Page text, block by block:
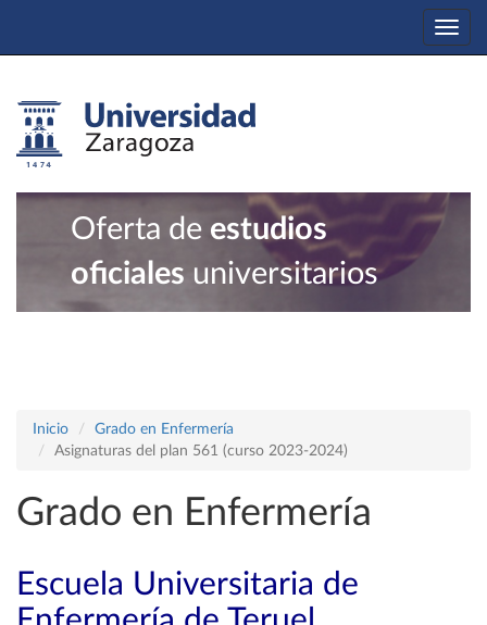
Oferta de estudios
oficiales universitarios
Inicio
Grado en Enfermería
Asignaturas del plan 561 (curso 2023-2024)
Grado en Enfermería
Escuela Universitaria de